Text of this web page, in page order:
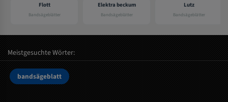
Flott
Bandsägeblätter
Elektra beckum
Bandsägeblätter
Lutz
Bandsägeblätter
Meistgesuchte Wörter:
bandsägeblatt